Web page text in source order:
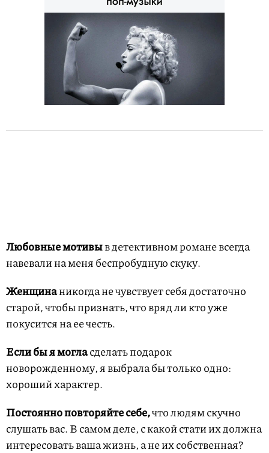
Любовные мотивыв детективном романе всегда
навевали на меня беспробудную скуку.
Женщинаникогда не чувствует себя достаточно
старой, чтобы признать, что вряд ли кто уже
покусится на ее честь.
Если бы я могласделать подарок
новорожденному, я выбрала бы только одно:
хороший характер.
Постоянно повторяйте себе,что людям скучно
слушать вас. В самом деле, с какой стати их должна
интересовать ваша жизнь, а не их собственная?